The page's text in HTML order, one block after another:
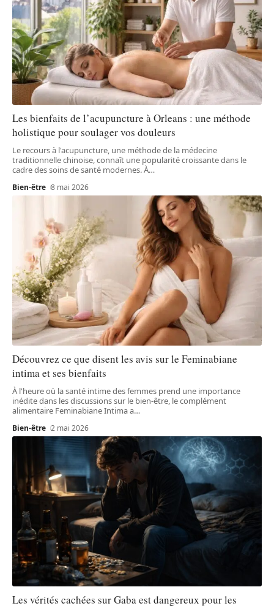
Les bienfaits de l’acupuncture à Orleans : une méthode
holistique pour soulager vos douleurs
Le recours à l'acupuncture, une méthode de la médecine
traditionnelle chinoise, connaît une popularité croissante dans le
cadre des soins de santé modernes. À…
Bien-être 8 mai 2026
Découvrez ce que disent les avis sur le Feminabiane
intima et ses bienfaits
À l'heure où la santé intime des femmes prend une importance
inédite dans les discussions sur le bien-être, le complément
alimentaire Feminabiane Intima a…
Bien-être 2 mai 2026
Les vérités cachées sur Gaba est dangereux pour les